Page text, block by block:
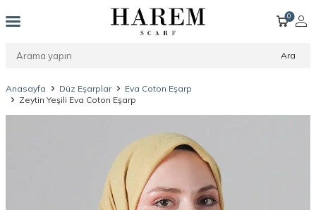
Ara
0
Anasayfa Düz Eşarplar
Eva Coton Eşarp
Zeytin Yeşili Eva Coton Eşarp